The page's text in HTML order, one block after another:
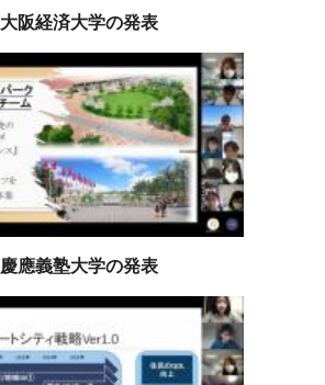
大阪経済大学の発表
慶應義塾大学の発表